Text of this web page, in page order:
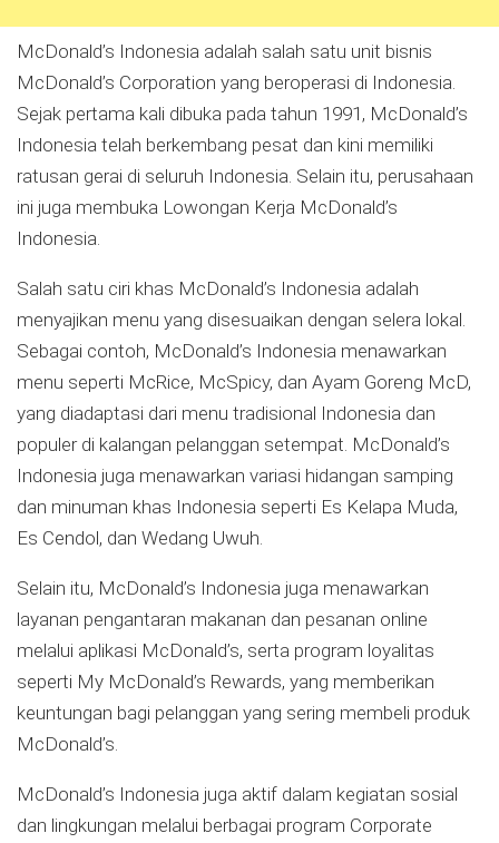
McDonald’s Indonesia adalah salah satu unit bisnis
McDonald’s Corporation yang beroperasi di Indonesia.
Sejak pertama kali dibuka pada tahun 1991, McDonald’s
Indonesia telah berkembang pesat dan kini memiliki
ratusan gerai di seluruh Indonesia. Selain itu, perusahaan
ini juga membuka Lowongan Kerja McDonald’s
Indonesia.
Salah satu ciri khas McDonald’s Indonesia adalah
menyajikan menu yang disesuaikan dengan selera lokal.
Sebagai contoh, McDonald’s Indonesia menawarkan
menu seperti McRice, McSpicy, dan Ayam Goreng McD,
yang diadaptasi dari menu tradisional Indonesia dan
populer di kalangan pelanggan setempat. McDonald’s
Indonesia juga menawarkan variasi hidangan samping
dan minuman khas Indonesia seperti Es Kelapa Muda,
Es Cendol, dan Wedang Uwuh.
Selain itu, McDonald’s Indonesia juga menawarkan
layanan pengantaran makanan dan pesanan online
melalui aplikasi McDonald’s, serta program loyalitas
seperti My McDonald’s Rewards, yang memberikan
keuntungan bagi pelanggan yang sering membeli produk
McDonald’s.
McDonald’s Indonesia juga aktif dalam kegiatan sosial
dan lingkungan melalui berbagai program Corporate